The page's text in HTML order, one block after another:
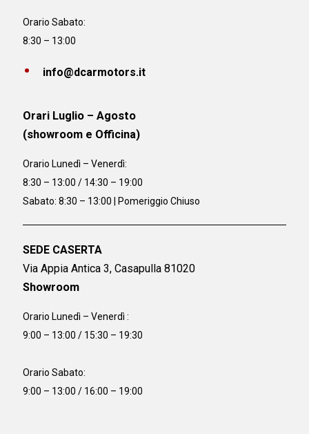
Orario Sabato:
8:30 – 13:00
info@dcarmotors.it
Orari Luglio – Agosto
(showroom e Officina)
Orario Lunedì – Venerdì:
8:30 – 13:00 / 14:30 – 19:00
Sabato: 8:30 – 13:00 | Pomeriggio Chiuso
SEDE CASERTA
Via Appia Antica 3, Casapulla 81020
Showroom
Orario Lunedì – Venerdì :
9:00 – 13:00 / 15:30 – 19:30
Orario Sabato:
9:00 – 13:00 / 16:00 – 19:00